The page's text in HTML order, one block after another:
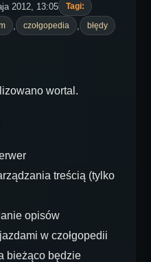
2012, 13:05
Tagi:
czołgopedia błędy
wortal.
treścią (tylko
opisów
w czołgopedii
bieżąco będzie